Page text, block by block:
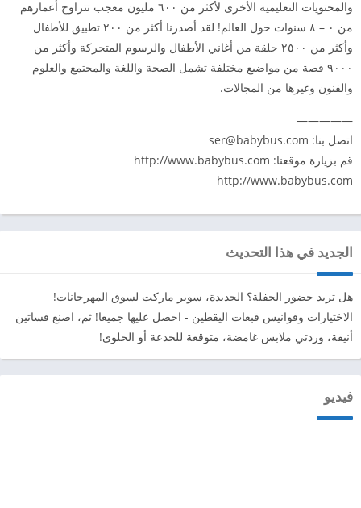
والمحتويات التعليمية الأخرى لأكثر من ٦۰۰ مليون معجب تتراوح أعمارهم
من ۰ – ۸ سنوات حول العالم! لقد أصدرنا أكثر من ۲۰۰ تطبيق للأطفال
وأكثر من ۲٥۰۰ حلقة من أغاني الأطفال والرسوم المتحركة وأكثر من
۹۰۰۰ قصة من مواضيع مختلفة تشمل الصحة واللغة والمجتمع والعلوم
والفنون وغيرها من المجالات.
—————
اتصل بنا: ser@babybus.com
قم بزيارة موقعنا: http://www.babybus.com
http://www.babybus.com
الجديد في هذا التحديث
هل تريد حضور الحفلة؟ الجديدة، سوبر ماركت لسوق المهرجانات!
الاختيارات وفوانيس قبعات اليقطين - احصل عليها جميعا! ثم، اصنع فساتين
أنيقة، وردتي ملابس غامضة، متوقعة للخدعة أو الحلوى!
فيديو